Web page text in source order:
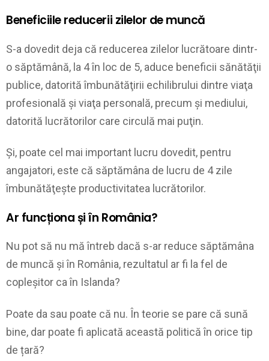
Beneficiile reducerii zilelor de muncă
S-a dovedit deja că reducerea zilelor lucrătoare dintr-
o săptămână, la 4 în loc de 5, aduce beneficii sănătăţii
publice, datorită îmbunătăţirii echilibrului dintre viaţa
profesională şi viaţa personală, precum şi mediului,
datorită lucrătorilor care circulă mai puţin.
Și, poate cel mai important lucru dovedit, pentru
angajatori, este că săptămâna de lucru de 4 zile
îmbunătăţeşte productivitatea lucrătorilor.
Ar funcționa și în România?
Nu pot să nu mă întreb dacă s-ar reduce săptămâna
de muncă și în România, rezultatul ar fi la fel de
copleșitor ca în Islanda?
Poate da sau poate că nu. În teorie se pare că sună
bine, dar poate fi aplicată această politică în orice tip
de țară?